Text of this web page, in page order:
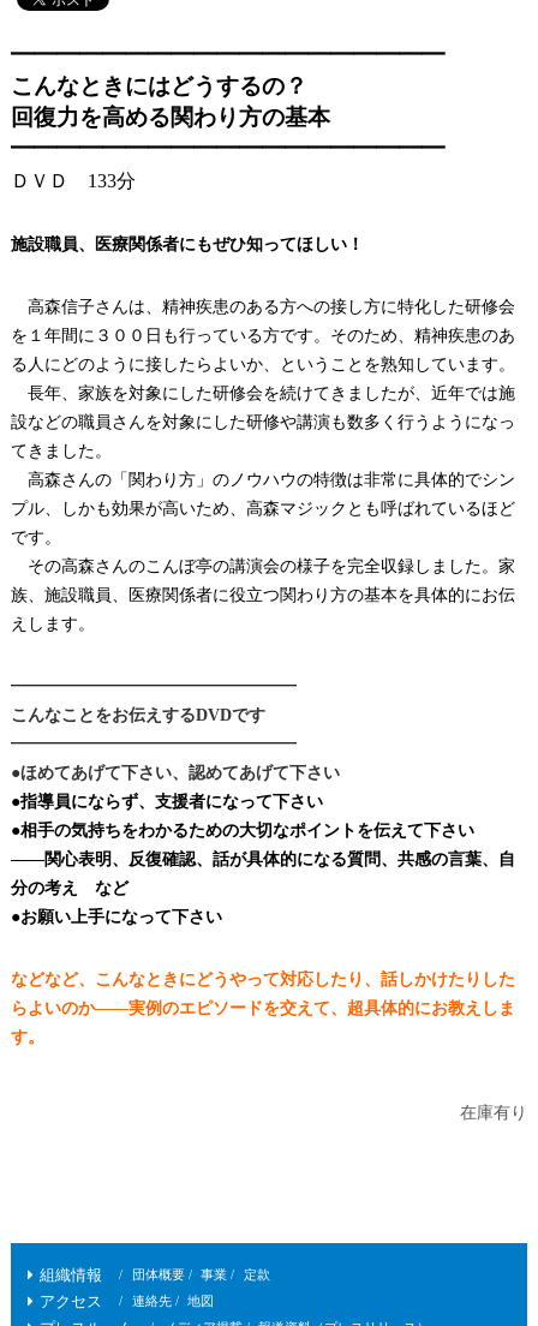
━━━━━━━━━━━━━━━━━━━
こんなときにはどうするの？
回復力を高める関わり方の基本
━━━━━━━━━━━━━━━━━━━
ＤＶＤ 133分
施設職員、医療関係者にもぜひ知ってほしい！
高森信子さんは、精神疾患のある方への接し方に特化した研修会
を１年間に３００日も行っている方です。そのため、精神疾患のあ
る人にどのように接したらよいか、ということを熟知しています。
長年、家族を対象にした研修会を続けてきましたが、近年では施
設などの職員さんを対象にした研修や講演も数多く行うようになっ
てきました。
高森さんの「関わり方」のノウハウの特徴は非常に具体的でシン
プル、しかも効果が高いため、高森マジックとも呼ばれているほど
です。
その高森さんのこんぼ亭の講演会の様子を完全収録しました。家
族、施設職員、医療関係者に役立つ関わり方の基本を具体的にお伝
えします。
━━━━━━━━━━━━━━━━━
こんなことをお伝えするDVDです
━━━━━━━━━━━━━━━━━
●ほめてあげて下さい、認めてあげて下さい
●指導員にならず、支援者になって下さい
●相手の気持ちをわかるための大切なポイントを伝えて下さい
――関心表明、反復確認、話が具体的になる質問、共感の言葉、自
分の考え など
●お願い上手になって下さい
などなど、こんなときにどうやって対応したり、話しかけたりした
らよいのか――実例のエピソードを交えて、超具体的にお教えしま
す。
在庫有り
組織情報 団体概要 事業 定款
アクセス 連絡先 地図